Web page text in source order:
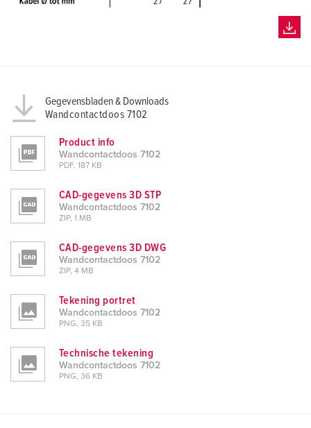
Gegevensbladen & Downloads
Wandcontactdoos 7102
Product info
Wandcontactdoos 7102
PDF, 187 KB
CAD-gegevens 3D STP
Wandcontactdoos 7102
ZIP, 1 MB
CAD-gegevens 3D DWG
Wandcontactdoos 7102
ZIP, 4 MB
Tekening portret
Wandcontactdoos 7102
PNG, 35 KB
Technische tekening
Wandcontactdoos 7102
PNG, 36 KB